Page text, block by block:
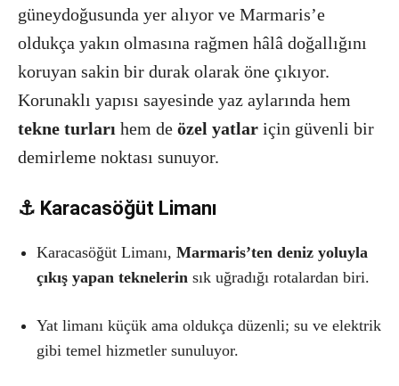
güneydoğusunda yer alıyor ve Marmaris’e
oldukça yakın olmasına rağmen hâlâ doğallığını
koruyan sakin bir durak olarak öne çıkıyor.
Korunaklı yapısı sayesinde yaz aylarında hem
tekne turları hem de özel yatlar için güvenli bir
demirleme noktası sunuyor.
⚓ Karacasöğüt Limanı
Karacasöğüt Limanı, Marmaris’ten deniz yoluyla
çıkış yapan teknelerin sık uğradığı rotalardan biri.
Yat limanı küçük ama oldukça düzenli; su ve elektrik
gibi temel hizmetler sunuluyor.